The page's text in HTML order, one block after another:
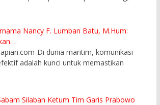
Nancy F. Lumban Batu, M.Hum:
Di dunia maritim, komunikasi
adalah kunci untuk memastikan
Silaban Ketum Tim Garis Prabowo